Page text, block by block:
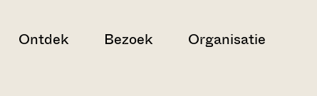
Ontdek Bezoek Organisatie